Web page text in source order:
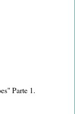
Parte 1.